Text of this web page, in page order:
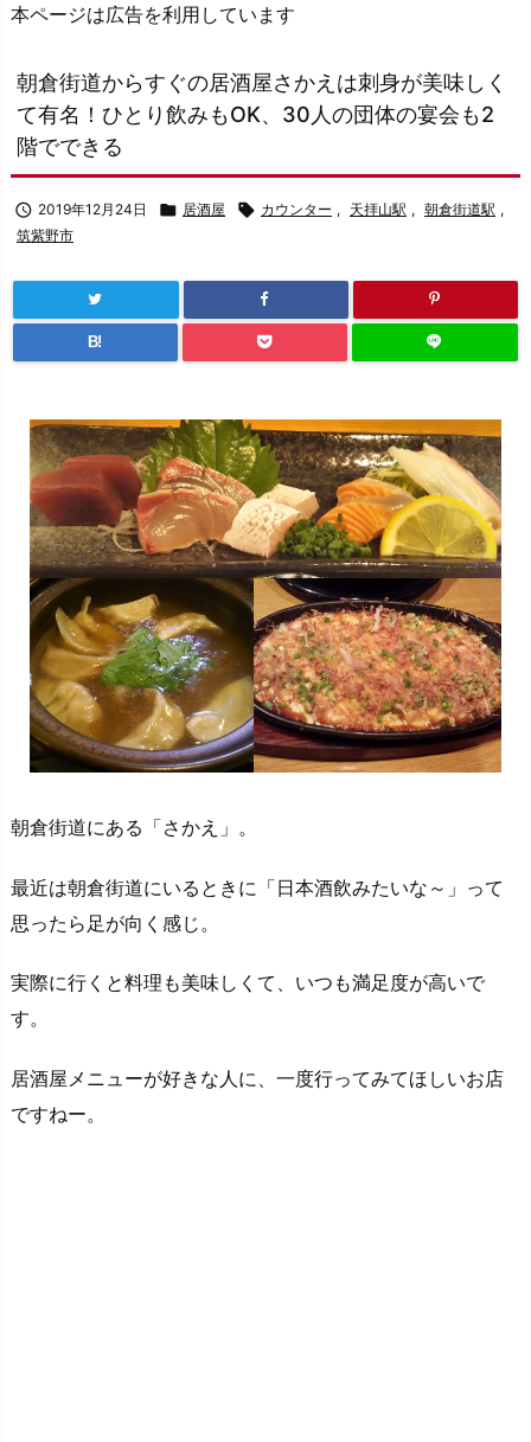
本ページは広告を利用しています
朝倉街道からすぐの居酒屋さかえは刺身が美味しく
て有名！ひとり飲みもOK、30人の団体の宴会も2
階でできる
 2019年12月24日  居酒屋  カウンター , 天拝山駅 , 朝倉街道駅 ,
筑紫野市
B!
朝倉街道にある「さかえ」。
最近は朝倉街道にいるときに「日本酒飲みたいな～」って
思ったら足が向く感じ。
実際に行くと料理も美味しくて、いつも満足度が高いで
す。
居酒屋メニューが好きな人に、一度行ってみてほしいお店
ですねー。